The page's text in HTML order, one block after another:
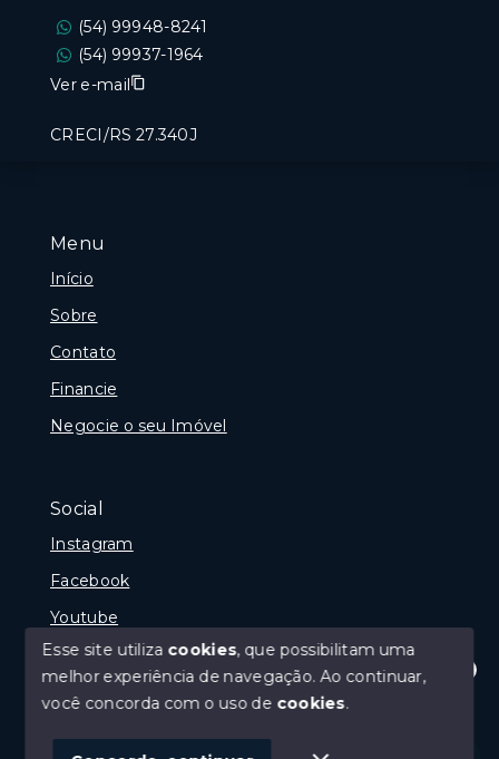
Olá! Estamos disponíveis para te ajudar.
Menu
Início
Sobre
Contato
Financie
Negocie o seu Imóvel
Social
Instagram
Facebook
Youtube
© Copyright 2026 - Gramado Class - Todos os direitos
(54) 99948-8241
(54) 99937-1964
Ver e-mail
CRECI/RS 27.340J
Esse site utiliza cookies, que possibilitam uma
melhor experiência de navegação.Ao continuar,
você concorda com o uso de cookies.